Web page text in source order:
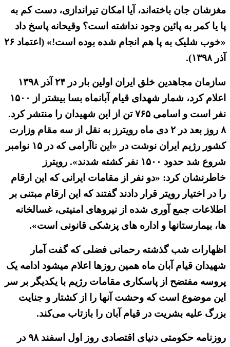
مغزشان جان باخته‌اند، آیا امکان تیراندازی، دست کم به
پا یا کمر به پائین وجود نداشته است؟ وقیحانه پاسخ داد
«خوب شلیک به پا هم انجام شده بوده است!» (اعتماد ۲۶
آذر ۱۳۹۸).
سازمان مجاهدین خلق ایران اولین بار در ۲۴ آذر ۱۳۹۸
اعلام کرد، شمار شهدای قیام آبانماه بسا بیشتر از ۱۵۰۰
نفر است و اسامی ۷۶۵ تن از این شهیدان را منتشر کرد.
۸ روز بعد در ۲ دی ماه رویترز به نقل از سه مقام وزارت
کشور رژیم ایران نوشت در «این ناآرامی که در ۱۵ نوامبر
شروع شد حدود ۱۵۰۰ نفر کشته شدند». رویترز
خاطرنشان کرد: «دو نفر از مقامات ایرانی که این ارقام
را در اختیار رویتر قرار دادند گفتند که این ارقام مبتنی بر
اطلاعات جمع آوری شده از نیروهای امنیتی، غسالخانه
ها، بیمارستانها و اداره های پزشکی قانونی است».
اظهارات شب گذشته رحمانی فضلی که گفت آمار
شهیدان قیام آبان ماه همین روزها اعلام میشود ادامه یک
پروسه مفتضح از پاسکاری مقامات رژیم با یکدیگر بر سر
این موضوع است که وحشت آنها را از کشتار و جنایت
بزرگ علیه بشریت در قیام آبان را بازتاب می‌کند.
روزنامه حکومتی دنیای اقتصادی روز اول اسفند ۹۸ در